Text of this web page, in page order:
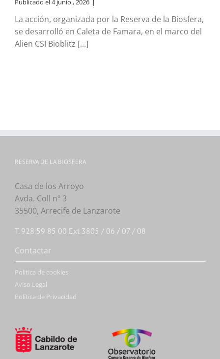
Publicado el 4 junio , 2026 |
La acción, organizada por la Reserva de la Biosfera,
se desarrolló en Caleta de Famara, en el marco del
Alien CSI Bioblitz [...]
RESERVA DE LA BIOSFERA
Casa de los Arroyo
Avda. Coll nº 3
35500, Arrecife de Lanzarote
T. 928 59 85 00 Ext 3805 / 06 / 07 / 08
Contactar
Politica de cookies
Aviso Legal
Política de Privacidad